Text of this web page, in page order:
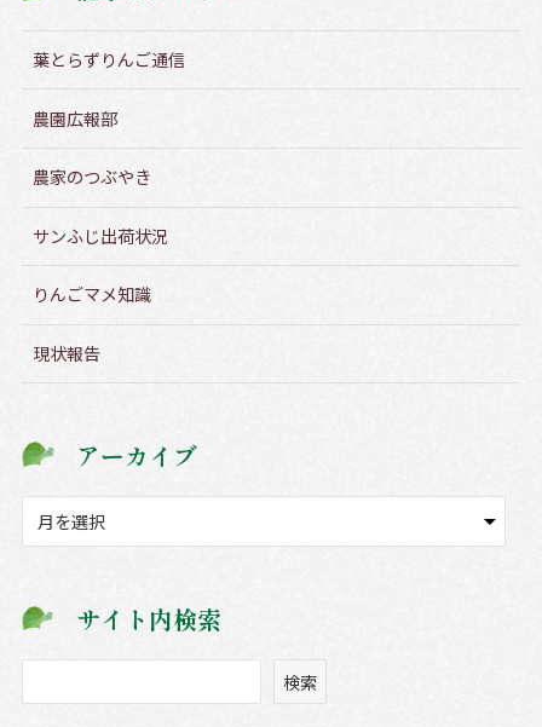
葉とらずりんご通信
農園広報部
農家のつぶやき
サンふじ出荷状況
りんごマメ知識
現状報告
アーカイブ
ー
イ
ブ
サイト内検索
索
検索